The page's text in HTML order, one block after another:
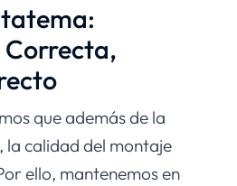
que además de la
calidad del montaje
ello, mantenemos en